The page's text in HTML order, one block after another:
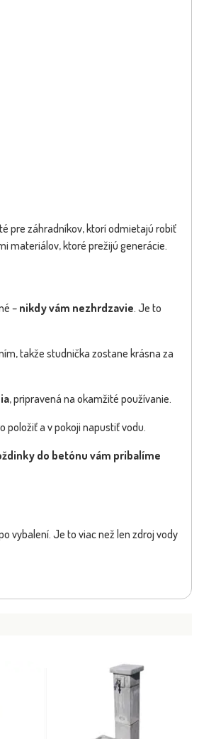
pre záhradníkov, ktorí odmietajú robiť
materiálov, ktoré prežijú generácie.
– nikdy vám nezhrdzavie. Je to
takže studnička zostane krásna za
, pripravená na okamžité používanie.
položiť a v pokoji napustiť vodu.
do betónu vám pribalíme
vybalení. Je to viac než len zdroj vody